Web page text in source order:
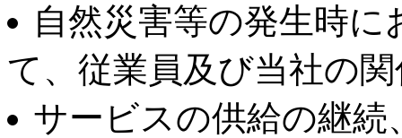
自然災害等の発生時
て、従業員及び当社の
サービスの供給の継